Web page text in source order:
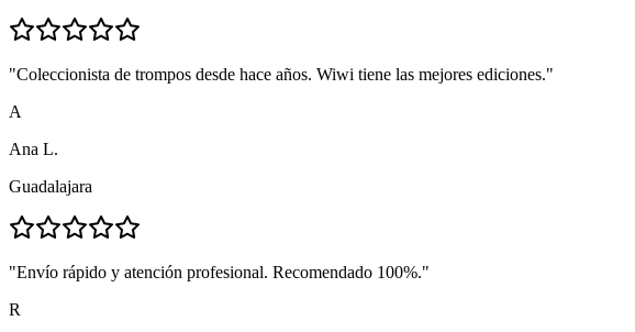
"Coleccionista de trompos desde hace años. Wiwi tiene las mejores ediciones."
A
Ana L.
Guadalajara
"Envío rápido y atención profesional. Recomendado 100%."
R